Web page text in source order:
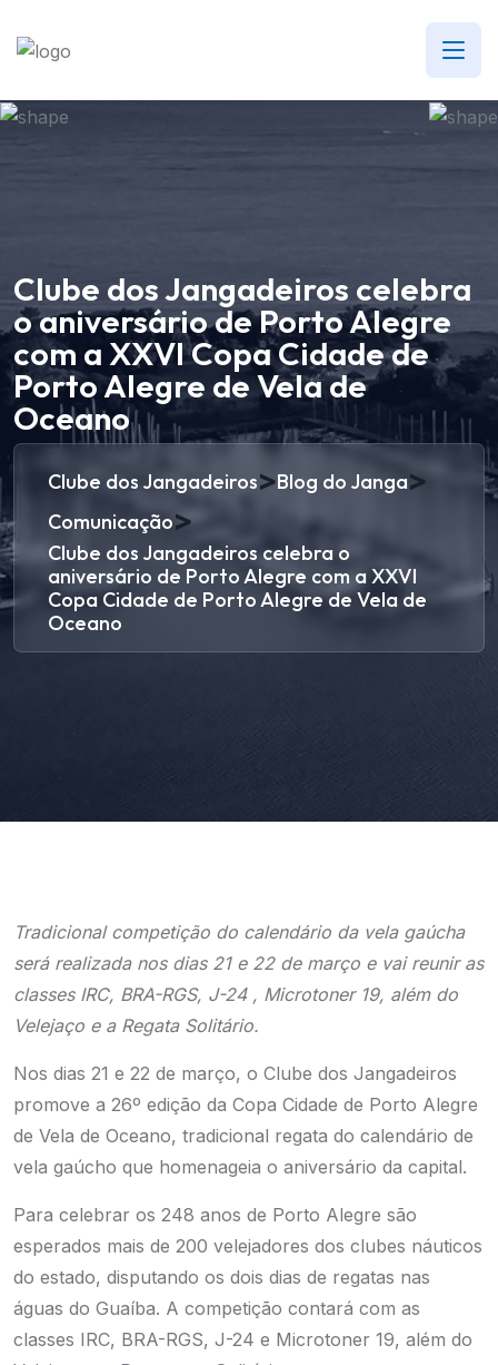
Clube dos Jangadeiros celebra
o aniversário de Porto Alegre
com a XXVI Copa Cidade de
Porto Alegre de Vela de
Oceano
Clube dos Jangadeiros>Blog do Janga>
Comunicação>
Clube dos Jangadeiros celebra o
aniversário de Porto Alegre com a XXVI
Copa Cidade de Porto Alegre de Vela de
Oceano
Tradicional competição do calendário da vela gaúcha
será realizada nos dias 21 e 22 de março e vai reunir as
classes IRC, BRA-RGS, J-24 , Microtoner 19, além do
Velejaço e a Regata Solitário.
Nos dias 21 e 22 de março, o Clube dos Jangadeiros
promove a 26º edição da Copa Cidade de Porto Alegre
de Vela de Oceano, tradicional regata do calendário de
vela gaúcho que homenageia o aniversário da capital.
Para celebrar os 248 anos de Porto Alegre são
esperados mais de 200 velejadores dos clubes náuticos
do estado, disputando os dois dias de regatas nas
águas do Guaíba. A competição contará com as
classes IRC, BRA-RGS, J-24 e Microtoner 19, além do